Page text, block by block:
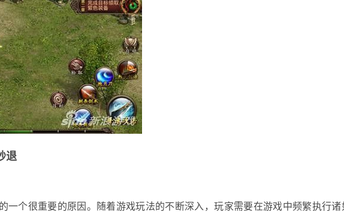
退
一个很重要的原因。随着游戏玩法的不断深入，玩家需要在游戏中频繁执行诸